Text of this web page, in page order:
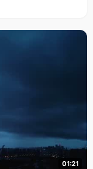
01:21